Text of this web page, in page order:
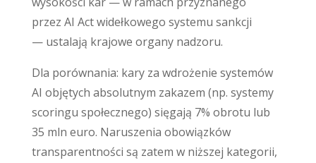
przez AI Act widełkowego systemu sankcji
— ustalają krajowe organy nadzoru.
Dla porównania: kary za wdrożenie systemów
AI objętych absolutnym zakazem (np. systemy
scoringu społecznego) sięgają 7% obrotu lub
35 mln euro. Naruszenia obowiązków
transparentności są zatem w niższej kategorii,